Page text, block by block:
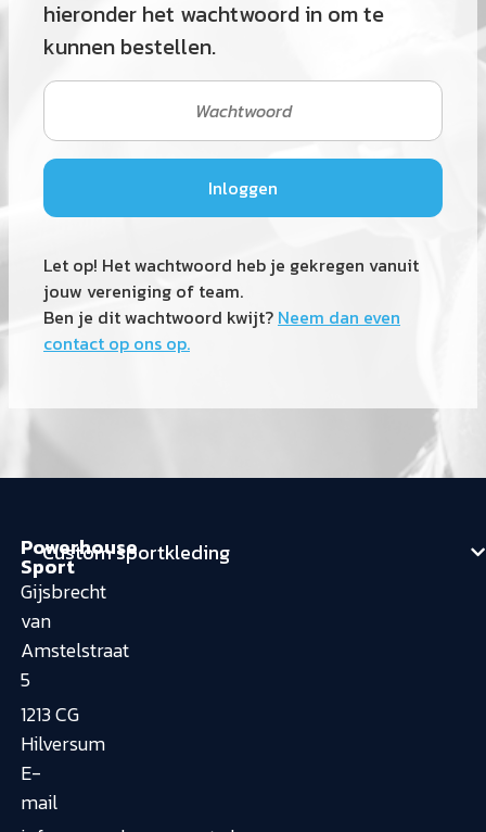
hieronder het wachtwoord in om te
kunnen bestellen.
Let op! Het wachtwoord heb je gekregen vanuit
jouw vereniging of team.
Ben je dit wachtwoord kwijt? Neem dan even
contact op ons op.
Powerhouse
Sport
Gijsbrecht
van
Amstelstraat
5
1213 CG
Hilversum
E-
mail
Custom sportkleding